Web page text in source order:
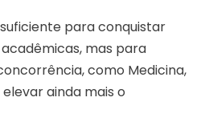
para conquistar
mas para
como Medicina,
ainda mais o